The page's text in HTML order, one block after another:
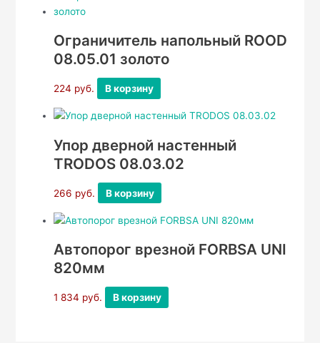
Ограничитель напольный ROOD
08.05.01 золото
224 руб. В корзину
Упор дверной настенный
TRODOS 08.03.02
266 руб. В корзину
Автопорог врезной FORBSA UNI
820мм
1 834 руб. В корзину